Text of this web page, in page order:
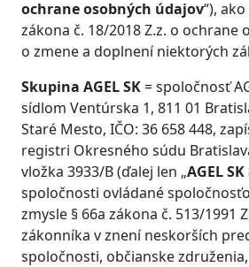
ochrane osobných údajov“),
zákona č. 18/2018 Z.z. o ochrane
o zmene a doplnení niektorých
Skupina AGEL SK= spoločnosť
sídlom Ventúrska 1, 811 01
Staré Mesto, IČO: 36 658 448,
registri Okresného súdu
vložka 3933/B (ďalej len „AGEL
spoločnosti ovládané
zmysle § 66a zákona č. 513/1991
zákonníka v znení neskorších
spoločnosti, občianske